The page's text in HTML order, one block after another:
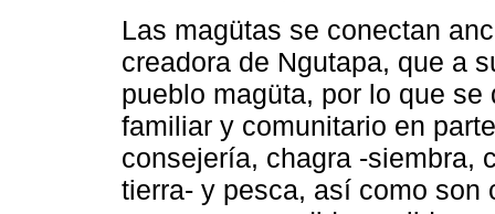
Las magütas se conectan
creadora de Ngutapa, que a
pueblo magüta, por lo que
familiar y comunitario en
consejería, chagra -siembra,
tierra- y pesca, así como son